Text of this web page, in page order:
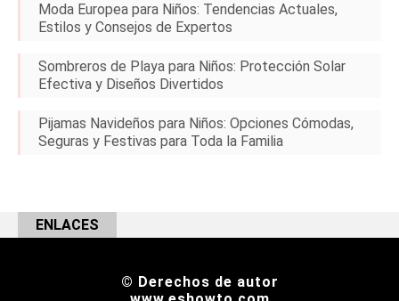
Moda Europea para Niños: Tendencias Actuales,
Estilos y Consejos de Expertos
Sombreros de Playa para Niños: Protección Solar
Efectiva y Diseños Divertidos
Pijamas Navideños para Niños: Opciones Cómodas,
Seguras y Festivas para Toda la Familia
ENLACES
© Derechos de autor